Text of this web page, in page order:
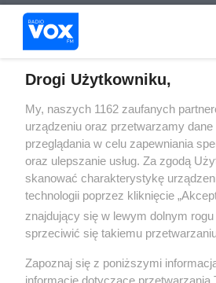
Drogi Użytkowniku,
My, naszych 1162 zaufanych
urządzeniu oraz przetwarzamy
przeglądania w celu zapewniania
oraz ulepszanie usług. Za zgodą
skanować charakterystykę
technologii poprzez kliknięcie
znajdujący się w lewym dolnym
sprzeciwić się takiemu
Zapoznaj się z poniższymi
informacje dotyczące